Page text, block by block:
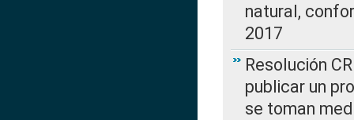
natural,
2017
Resolución
publicar un
se toman